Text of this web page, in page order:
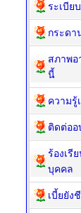
ระเบีย
กระด
สภาพ
นี้
ความรู้
ติดต่ออ
ร้องเรี
บุคคล
เบี้ยยัง